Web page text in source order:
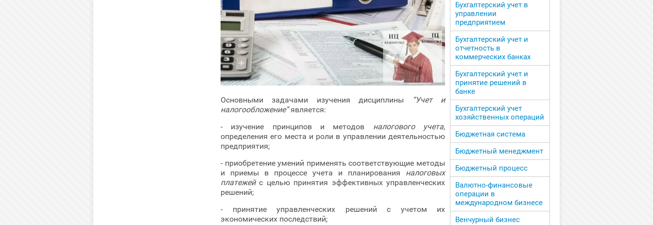
Основными задачами изучения дисциплины
“Учет и
налогообложение”является:
- изучение принципов и методов налогового учета,
определения его места и роли в управлении деятельностью
предприятия;
- приобретение умений применять соответствующие методы
и приемы в процессе учета и планирования налоговых
платежейс целью принятия эффективных управленческих
решений;
- принятие управленческих решений с учетом их
экономических последствий;
Бухгалтерский учет в
управлении
предприятием
Бухгалтерский учет и
отчетность в
коммерческих банках
Бухгалтерский учет и
принятие решений в
банке
Бухгалтерский учет
хозяйственных операций
Бюджетная система
Бюджетный менеджмент
Бюджетный процесс
Валютно-финансовые
операции в
международном бизнесе
Венчурный бизнес